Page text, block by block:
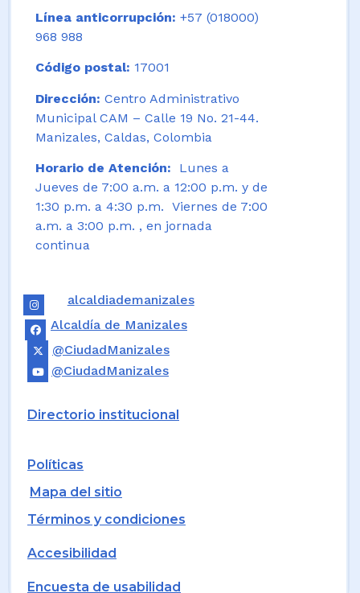
Línea anticorrupción: +57 (018000)
968 988
Código postal: 17001
Dirección: Centro Administrativo
Municipal CAM – Calle 19 No. 21-44.
Manizales, Caldas, Colombia
Horario de Atención: Lunes a
Jueves de 7:00 a.m. a 12:00 p.m. y de
1:30 p.m. a 4:30 p.m. Viernes de 7:00
a.m. a 3:00 p.m. , en jornada
continua
alcaldiademanizales
Alcaldía de Manizales
@CiudadManizales
@CiudadManizales
Directorio institucional
Políticas
Mapa del sitio
Términos y condiciones
Accesibilidad
Encuesta de usabilidad